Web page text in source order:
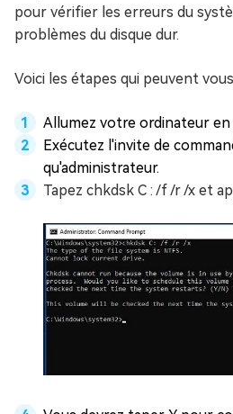
pour vérifier les erreurs du
problèmes du disque dur.
Voici les étapes qui peuvent
Allumez votre ordinateur en
Exécutez l'invite de
qu'administrateur.
Tapez chkdsk C : /f /r /x et